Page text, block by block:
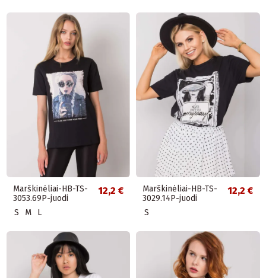
Marškinėliai-HB-TS-
3053.69P-juodi
12,2 €
S M L
Marškinėliai-HB-TS-
3029.14P-juodi
12,2 €
S